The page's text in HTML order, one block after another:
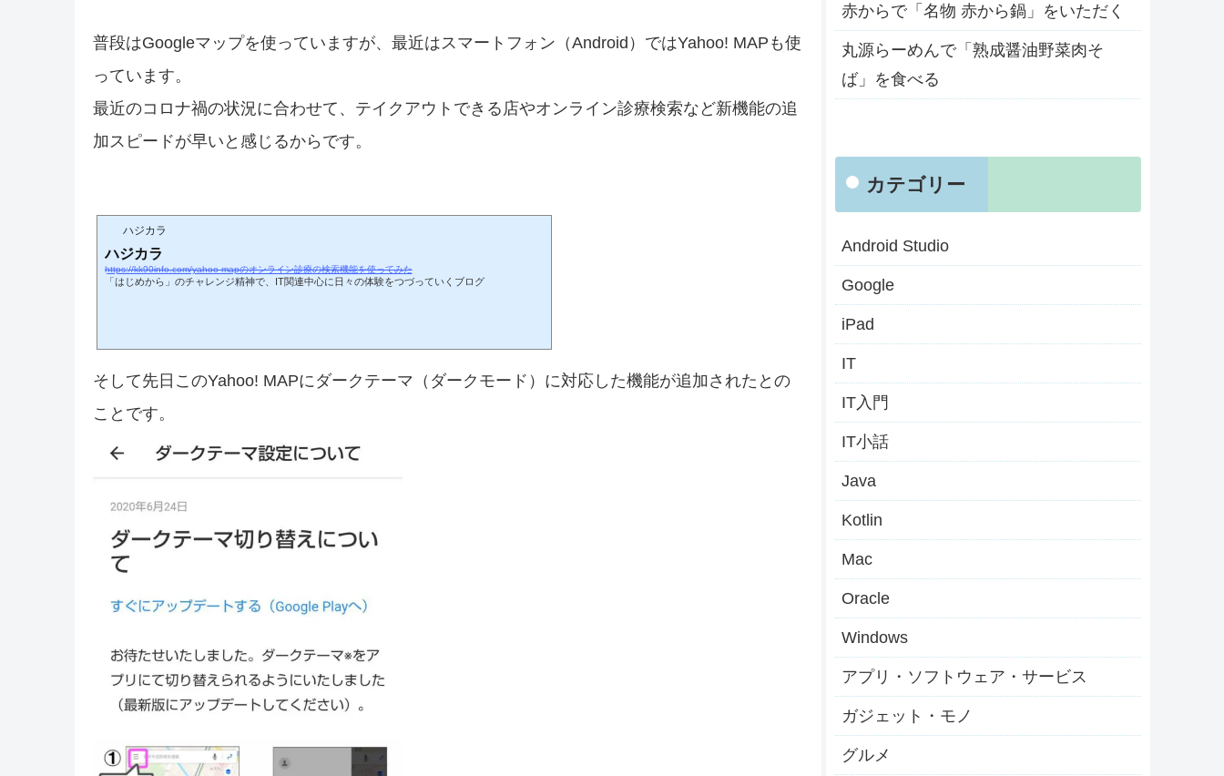
普段はGoogleマップを使っていますが、最近はスマートフォン（Android）ではYahoo! MAPも使
っています。
最近のコロナ禍の状況に合わせて、テイクアウトできる店やオンライン診療検索など新機能の追
加スピードが早いと感じるからです。
ハジカラ
ハジカラ
https://kk90info.com/yahoo-mapのオンライン診療の検索機能を使ってみた
「はじめから」のチャレンジ精神で、IT関連中心に日々の体験をつづっていくブログ
そして先日このYahoo! MAPにダークテーマ（ダークモード）に対応した機能が追加されたとの
ことです。
赤からで「名物 赤から鍋」をいただく
丸源らーめんで「熟成醤油野菜肉そ
ば」を食べる
カテゴリー
Android Studio
Google
iPad
IT
IT入門
IT小話
Java
Kotlin
Mac
Oracle
Windows
アプリ・ソフトウェア・サービス
ガジェット・モノ
グルメ